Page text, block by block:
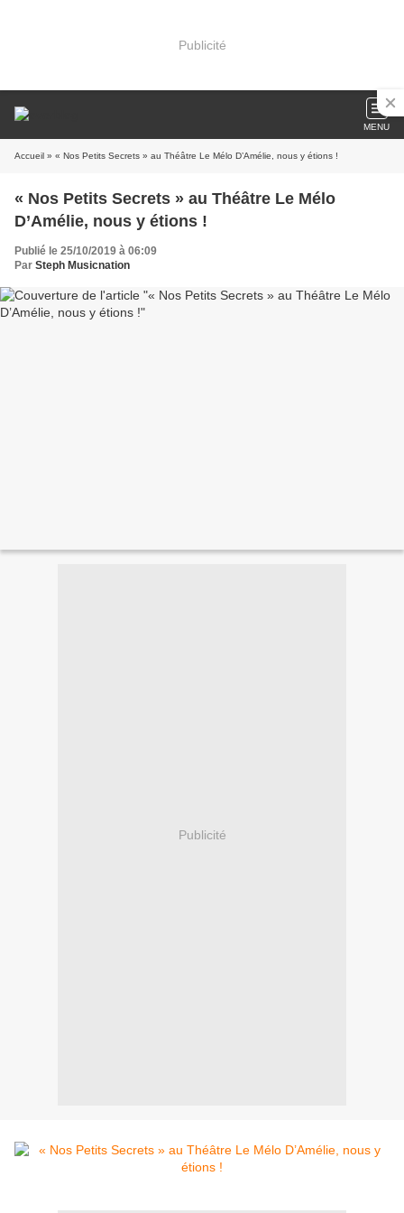
Publicité
MENU
Accueil » « Nos Petits Secrets » au Théâtre Le Mélo D’Amélie, nous y étions !
« Nos Petits Secrets » au Théâtre Le Mélo
D’Amélie, nous y étions !
Publié le 25/10/2019 à 06:09
Par Steph Musicnation
Publicité